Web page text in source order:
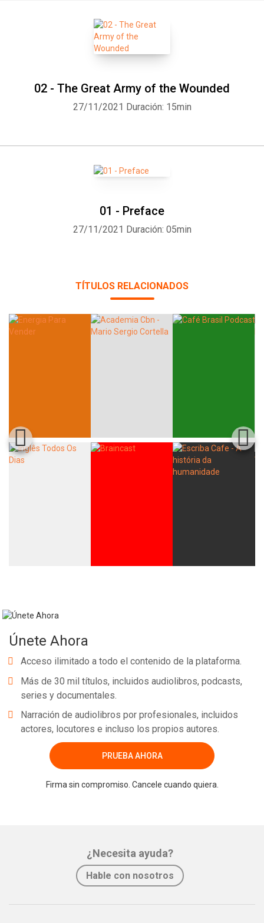
02 - The Great Army of the Wounded
27/11/2021 Duración: 15min
01 - Preface
27/11/2021 Duración: 05min
TÍTULOS RELACIONADOS
Únete Ahora
Acceso ilimitado a todo el contenido de la plataforma.
Más de 30 mil títulos, incluidos audiolibros, podcasts,
series y documentales.
Narración de audiolibros por profesionales, incluidos
actores, locutores e incluso los propios autores.
PRUEBA AHORA
Firma sin compromiso. Cancele cuando quiera.
¿Necesita ayuda?
Hable con nosotros